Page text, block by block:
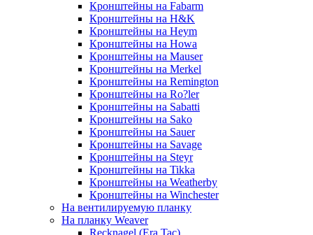
Кронштейны на Fabarm
Кронштейны на H&K
Кронштейны на Heym
Кронштейны на Howa
Кронштейны на Mauser
Кронштейны на Merkel
Кронштейны на Remington
Кронштейны на Ro?ler
Кронштейны на Sabatti
Кронштейны на Sako
Кронштейны на Sauer
Кронштейны на Savage
Кронштейны на Steyr
Кронштейны на Tikka
Кронштейны на Weatherby
Кронштейны на Winchester
На вентилируемую планку
На планку Weaver
Recknagel (Era Tac)